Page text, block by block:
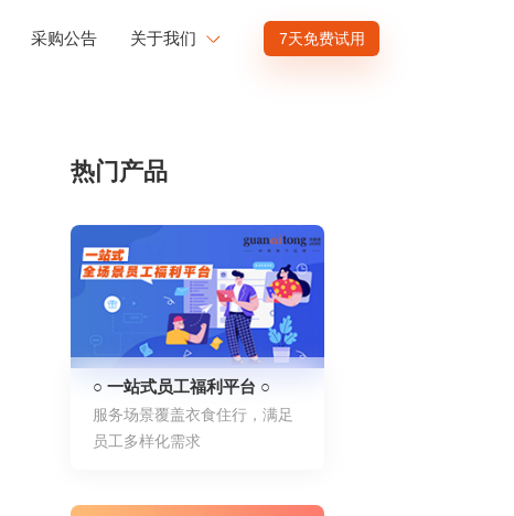
商业赋能
采购公告 关于我们
投资者关系
供应商招募
渠道招募
7天免费试用
热门产品
○ 一站式员工福利平台 ○
服务场景覆盖衣食住行，满足
员工多样化需求